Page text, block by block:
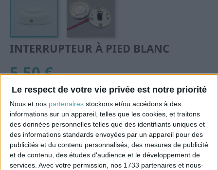
Le respect de votre vie privée est notre priorité
Nous et nos partenaires stockons et/ou accédons à des
informations sur un appareil, telles que les cookies, et traitons
des données personnelles telles que des identifiants uniques et
des informations standards envoyées par un appareil pour des
publicités et du contenu personnalisés, des mesures de publicité
et de contenu, des études d'audience et le développement de
services. Avec votre permission, nos 1733 partenaires et nous-
INTERRUPTEUR À PIED BLANC
5,50 € TTC
Interrupteur à pied blanc ou poussoir pour équiper des
lampadaires.
Quantité
 AJOUTER AU PANIER